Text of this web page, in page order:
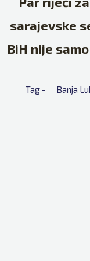
sarajevske
BiH nije
Tag - Banja